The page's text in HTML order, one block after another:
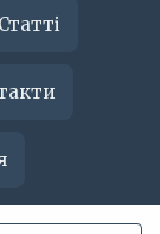
Статті